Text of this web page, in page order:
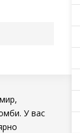
У вас